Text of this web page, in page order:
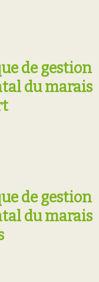
de gestion
du marais
de gestion
du marais